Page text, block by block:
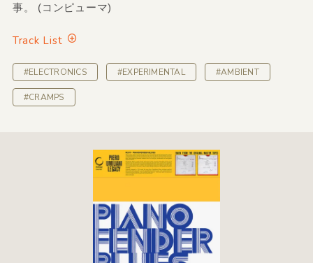
事。 (コンピューマ)
Track List
#ELECTRONICS #EXPERIMENTAL #AMBIENT
#CRAMPS